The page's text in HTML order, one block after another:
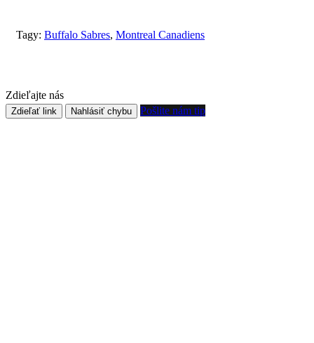
Tagy: Buffalo Sabres, Montreal Canadiens
Zdieľajte nás
Zdieľať link Nahlásiť chybu Pošlite nám tip